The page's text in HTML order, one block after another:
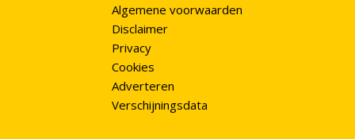
Algemene voorwaarden
Disclaimer
Privacy
Cookies
Adverteren
Verschijningsdata